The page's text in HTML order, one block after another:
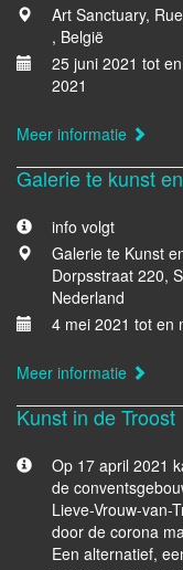
Art Sanctuary,
, België
25 juni 2021 tot
2021
Meer informatie
Galerie te kunst
info volgt
Galerie te Kunst
Dorpsstraat 220,
Nederland
4 mei 2021 tot en
Meer informatie
Kunst in de Troost
Op 17 april 2021
de
Lieve-Vrouw-van-
door de corona
Een alternatief,